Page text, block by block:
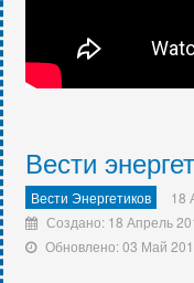
Вести
Вести Энергетиков
18
Создано: 18 Апрель
Обновлено: 03 Май